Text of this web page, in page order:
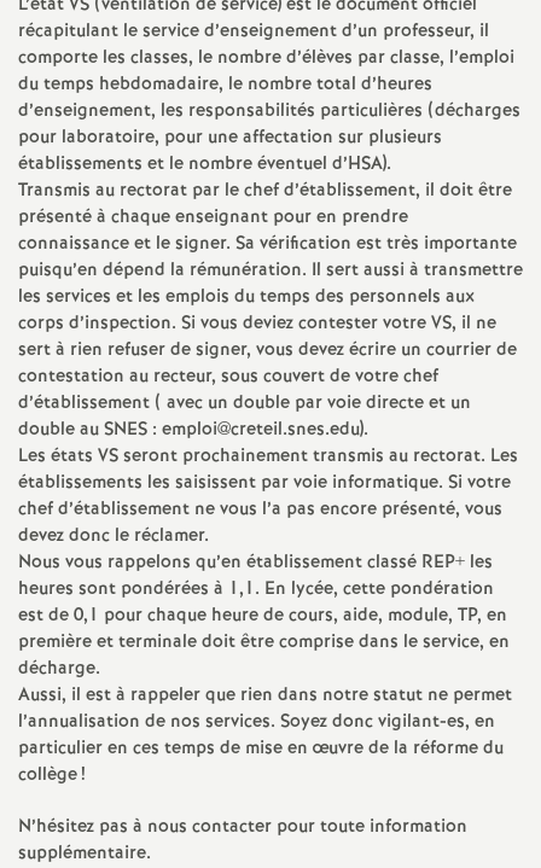
t
i
o
n
a
l
d
e
s
E
n
s
e
i
récapitulant le service d’enseignement d’un professeur, il
comporte les classes, le nombre d’élèves par classe, l’emploi
du temps hebdomadaire, le nombre total d’heures
d’enseignement, les responsabilités particulières (décharges
pour laboratoire, pour une affectation sur plusieurs
établissements et le nombre éventuel d’HSA).
Transmis au rectorat par le chef d’établissement, il doit être
présenté à chaque enseignant pour en prendre
connaissance et le signer. Sa vérification est très importante
puisqu’en dépend la rémunération. Il sert aussi à transmettre
les services et les emplois du temps des personnels aux
corps d’inspection. Si vous deviez contester votreVS, il ne
sert à rien refuser de signer, vous devez écrire un courrier de
contestation au recteur, sous couvert de votre chef
d’établissement ( avec un double par voie directe et un
double auSNES : emploi@creteil.snes.edu).
Les états VSseront prochainement transmis au rectorat. Les
établissements les saisissent par voie informatique. Si votre
chef d’établissement ne vous l’a pas encore présenté, vous
devez donc le réclamer.
Nous vous rappelons qu’en établissement classé REP+ les
heures sont pondérées à 1,1. En lycée, cette pondération
est de 0,1 pour chaque heure de cours, aide, module, TP, en
première et terminale doit être comprise dans le service, en
décharge.
Aussi, il est à rappeler que rien dans notre statut ne permet
l’annualisation de nos services. Soyez donc vigilant-es, en
particulier en ces temps de mise en œuvre de la réforme du
collège!
N’hésitez pas à nous contacter pour toute information
supplémentaire.